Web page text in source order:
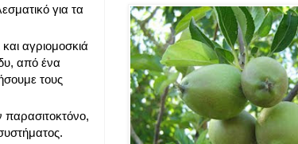
για τα
αγριομοσκιά
από ένα
τους
παρασιτοκτόνο,